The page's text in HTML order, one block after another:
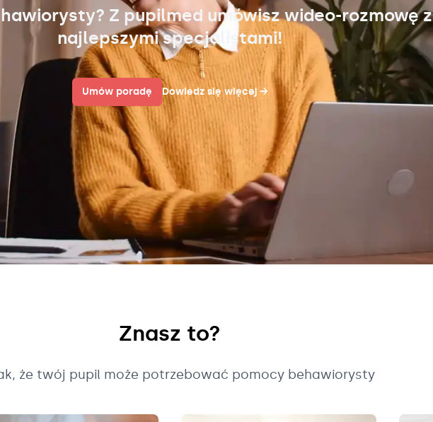
Z pupilmed umówisz wideo-rozmowę z
najlepszymi specjalistami!
Umów poradę Dowiedz się więcej →
Znasz to?
że twój pupil może potrzebować pomocy behawiorysty